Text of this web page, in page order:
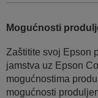
Mogućnosti
Zaštitite svoj Epson
jamstva uz Epson
mogućnostima
mogućnosti